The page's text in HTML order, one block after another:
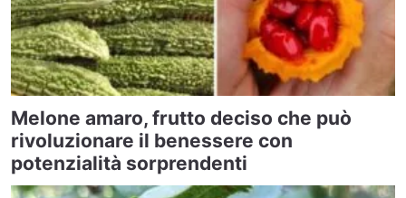
Melone amaro, frutto deciso che può
rivoluzionare il benessere con
potenzialità sorprendenti